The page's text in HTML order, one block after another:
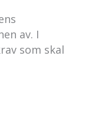
av. I
som skal